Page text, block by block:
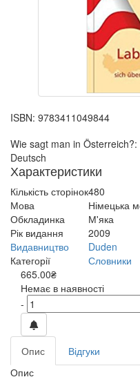
ISBN: 9783411049844
Wie sagt man in
Deutsch
Характеристики
Кількість сторінок480
Мова
Німецька
Обкладинка
М'яка
Рік видання
2009
Видавництво
Duden
Категорії
Словники
665.00₴
Немає в наявності
-
Опис
Відгуки
Опис